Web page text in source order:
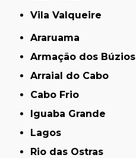
Vila Valqueire
Araruama
Armação dos Búzios
Arraial do Cabo
Cabo Frio
Iguaba Grande
Lagos
Rio das Ostras